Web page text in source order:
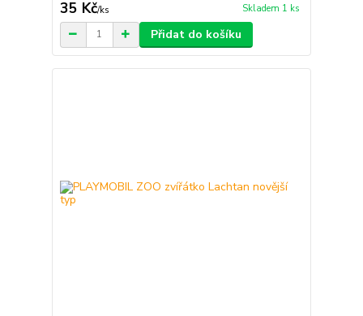
35 Kč/ks Skladem 1 ks
Přidat do košíku